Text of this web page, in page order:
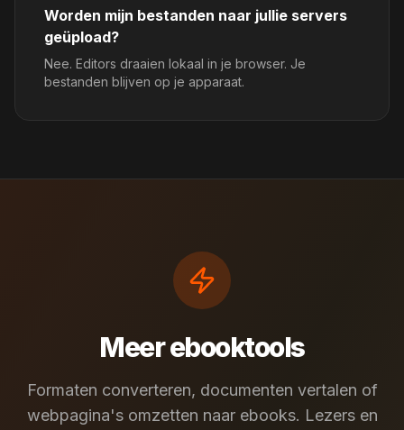
Worden mijn bestanden naar jullie servers
geüpload?
Nee. Editors draaien lokaal in je browser. Je
bestanden blijven op je apparaat.
Meer ebooktools
Formaten converteren, documenten vertalen of
webpagina's omzetten naar ebooks. Lezers en